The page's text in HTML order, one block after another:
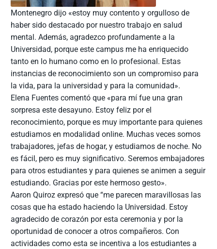
Montenegro dijo «estoy muy contento y orgulloso de
haber sido destacado por nuestro trabajo en salud
mental. Además, agradezco profundamente a la
Universidad, porque este campus me ha enriquecido
tanto en lo humano como en lo profesional. Estas
instancias de reconocimiento son un compromiso para
la vida, para la universidad y para la comunidad».
Elena Fuentes comentó que «para mí fue una gran
sorpresa este desayuno. Estoy feliz por el
reconocimiento, porque es muy importante para quienes
estudiamos en modalidad online. Muchas veces somos
trabajadores, jefas de hogar, y estudiamos de noche. No
es fácil, pero es muy significativo. Seremos embajadores
para otros estudiantes y para quienes se animen a seguir
estudiando. Gracias por este hermoso gesto».
Aaron Quiroz expresó que “me parecen maravillosas las
cosas que ha estado haciendo la Universidad. Estoy
agradecido de corazón por esta ceremonia y por la
oportunidad de conocer a otros compañeros. Con
actividades como esta se incentiva a los estudiantes a